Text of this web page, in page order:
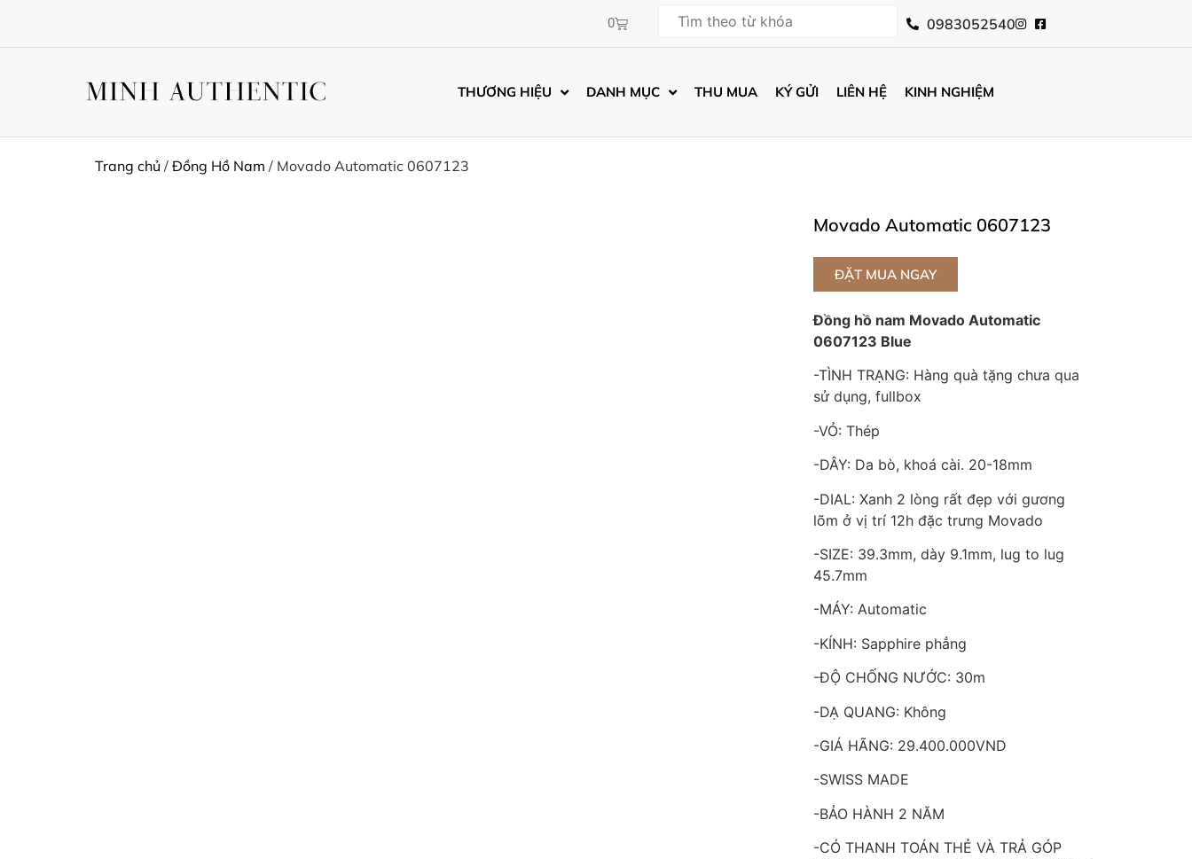
0 0983052540
THƯƠNG HIỆU DANH MỤC THU MUA KÝ GỬI LIÊN HỆ KINH NGHIỆM
Trang chủ / Đồng Hồ Nam / Movado Automatic 0607123
Movado Automatic 0607123
ĐẶT MUA NGAY
Đồng hồ nam Movado Automatic
0607123 Blue
-TÌNH TRẠNG: Hàng quà tặng chưa qua
sử dụng, fullbox
-VỎ: Thép
-DÂY: Da bò, khoá cài. 20-18mm
-DIAL: Xanh 2 lòng rất đẹp với gương
lõm ở vị trí 12h đặc trưng Movado
-SIZE: 39.3mm, dày 9.1mm, lug to lug
45.7mm
-MÁY: Automatic
-KÍNH: Sapphire phẳng
-ĐỘ CHỐNG NƯỚC: 30m
-DẠ QUANG: Không
-GIÁ HÃNG: 29.400.000VND
-SWISS MADE
-BẢO HÀNH 2 NĂM
-CÓ THANH TOÁN THẺ VÀ TRẢ GÓP